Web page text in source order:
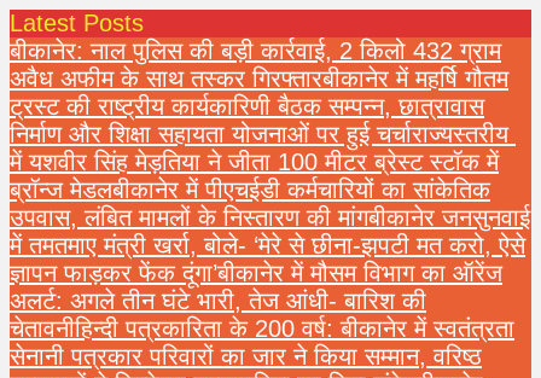
Latest Posts
बीकानेर: नाल पुलिस की बड़ी कार्रवाई, 2 किलो 432 ग्राम
अवैध अफीम के साथ तस्कर गिरफ्तारबीकानेर में महर्षि गौतम
ट्रस्ट की राष्ट्रीय कार्यकारिणी बैठक सम्पन्न, छात्रावास
निर्माण और शिक्षा सहायता योजनाओं पर हुई चर्चाराज्यस्तरीय
में यशवीर सिंह मेड़तिया ने जीता 100 मीटर ब्रेस्ट स्टॉक में
ब्रॉन्ज मेडलबीकानेर में पीएचईडी कर्मचारियों का सांकेतिक
उपवास, लंबित मामलों के निस्तारण की मांगबीकानेर जनसुनवाई
में तमतमाए मंत्री खर्रा, बोले- ‘मेरे से छीना-झपटी मत करो, ऐसे
ज्ञापन फाड़कर फेंक दूंगा’बीकानेर में मौसम विभाग का ऑरेंज
अलर्ट: अगले तीन घंटे भारी, तेज आंधी- बारिश की
चेतावनीहिन्दी पत्रकारिता के 200 वर्ष: बीकानेर में स्वतंत्रता
सेनानी पत्रकार परिवारों का जार ने किया सम्मान, वरिष्ठ